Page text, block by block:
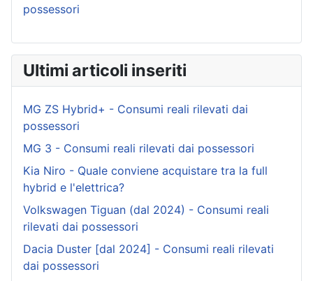
possessori
Ultimi articoli inseriti
MG ZS Hybrid+ - Consumi reali rilevati dai
possessori
MG 3 - Consumi reali rilevati dai possessori
Kia Niro - Quale conviene acquistare tra la full
hybrid e l'elettrica?
Volkswagen Tiguan (dal 2024) - Consumi reali
rilevati dai possessori
Dacia Duster [dal 2024] - Consumi reali rilevati
dai possessori